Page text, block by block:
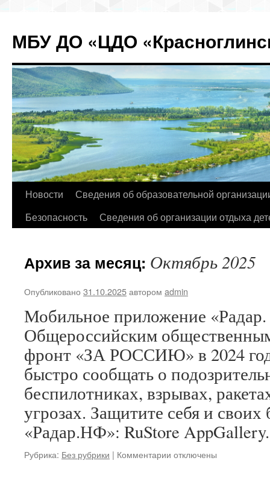
МБУ ДО «ЦДО
Перейти
Новости
Сведения об образовательной
Безопасность
Сведения об организации отдыха
Архив за месяц: Октябрь 2025
Опубликовано 31.10.2025автором admin
Мобильное приложение
Общероссийским
фронт «ЗА РОССИЮ» в 2024
быстро сообщать о
беспилотниках, взрывах,
угрозах. Защитите себя и своих
«Радар.НФ»: RuStore AppGallery.
Рубрика: Без рубрики | Комментарии котключены